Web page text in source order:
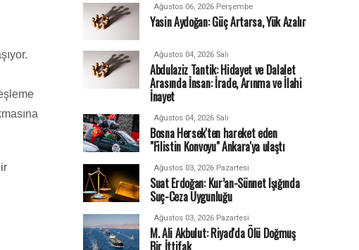
Ağustos 06, 2026 Perşembe
Yasin Aydoğan: Güç Artarsa, Yük Azalır
Ağustos 04, 2026 Salı
Abdulaziz Tantik: Hidayet ve Dalalet
Arasında İnsan: İrade, Arınma ve İlahi
İnayet
Ağustos 04, 2026 Salı
Bosna Hersek'ten hareket eden
"Filistin Konvoyu" Ankara'ya ulaştı
Ağustos 03, 2026 Pazartesi
Suat Erdoğan: Kur’an-Sünnet Işığında
Suç-Ceza Uygunluğu
Ağustos 03, 2026 Pazartesi
M. Ali Akbulut: Riyad'da Ölü Doğmuş